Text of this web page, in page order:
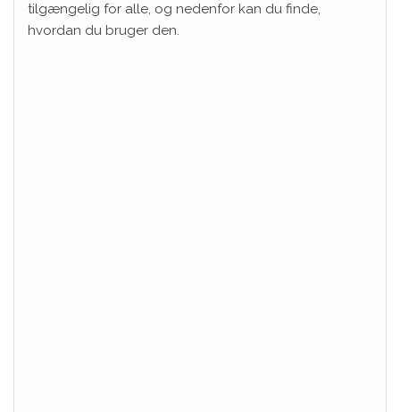
tilgængelig for alle, og nedenfor kan du finde,
hvordan du bruger den.